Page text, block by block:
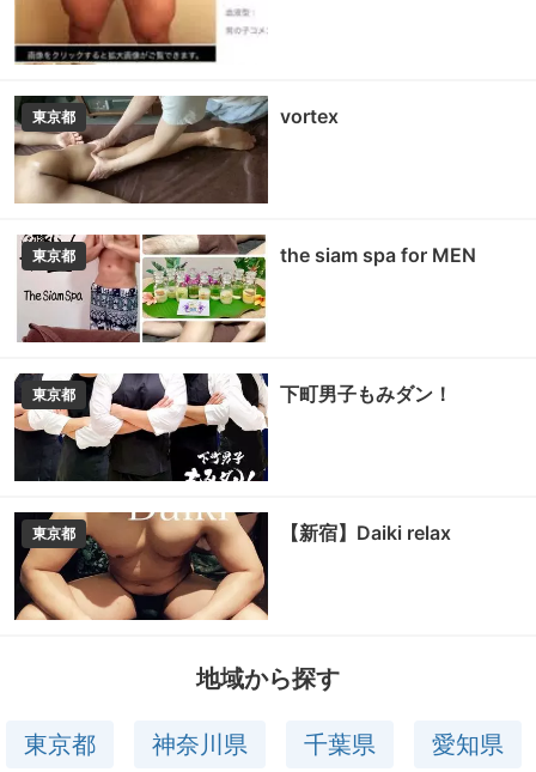
東京都 vortex
東京都 the siam spa for MEN
東京都 下町男子もみダン！
東京都 【新宿】Daiki relax
地域から探す
東京都 神奈川県 千葉県
愛知県